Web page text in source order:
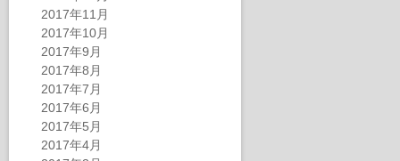
2017年11月
2017年10月
2017年9月
2017年8月
2017年7月
2017年6月
2017年5月
2017年4月